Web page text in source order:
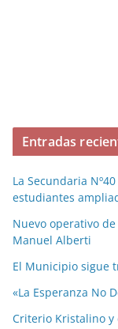
Entradas
La Secundaria
estudiantes
Nuevo operativo
Manuel Alberti
El Municipio sigue
«La Esperanza No
Criterio Kristalino